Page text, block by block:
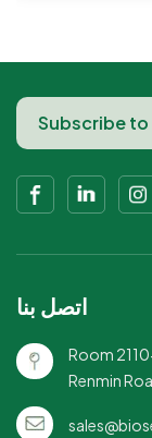
أكواب بلاستيكية
هيكل قوي
أو الانحناء🍹
الطعام
مناسبة للحانات
مصمم
والمشروبات
والمشروبات
مثالي للحفلات
مثالي لحفلات
اتصل بنا
Room
Renmin